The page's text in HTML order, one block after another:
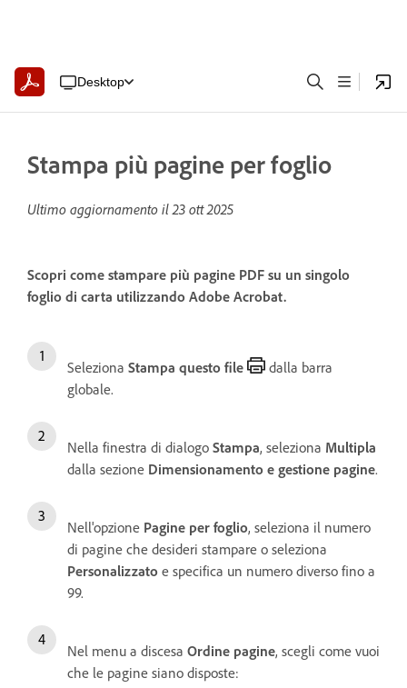
Desktop
Stampa più pagine per foglio
Ultimo aggiornamento il23 ott 2025
Scopri come stampare più pagine PDF su un singolo
foglio di carta utilizzando Adobe Acrobat.
Seleziona Stampa questo file
dalla barra
globale.
Nella finestra di dialogo Stampa, seleziona Multipla
dalla sezione Dimensionamento e gestione pagine.
Nell'opzione Pagine per foglio, seleziona il numero
di pagine che desideri stampare o seleziona
Personalizzato e specifica un numero diverso fino a
99.
Nel menu a discesa Ordine pagine, scegli come vuoi
che le pagine siano disposte: